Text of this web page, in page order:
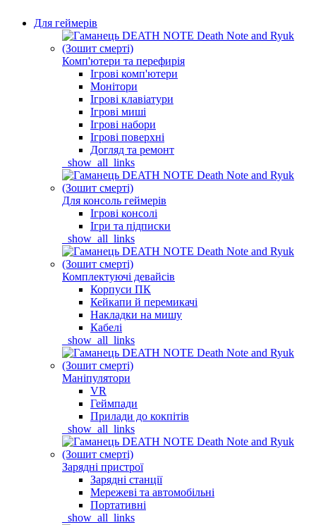
Для геймерів
Комп'ютери та перефирія
Ігрові комп'ютери
Монітори
Ігрові клавіатури
Ігрові миші
Ігрові набори
Ігрові поверхні
Догляд та ремонт
_show_all_links
Для консоль геймерів
Ігрові консолі
Ігри та підписки
_show_all_links
Комплектуючі девайсів
Корпуси ПК
Кейкапи й перемикачі
Накладки на мишу
Кабелі
_show_all_links
Маніпулятори
VR
Геймпади
Прилади до кокпітів
_show_all_links
Зарядні пристрої
Зарядні станції
Мережеві та автомобільні
Портативні
_show_all_links